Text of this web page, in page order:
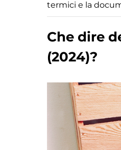
termici e la
Che dire
(2024)?